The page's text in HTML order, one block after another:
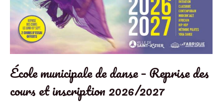
École municipale de danse – Reprise des
cours et inscription 2026/2027